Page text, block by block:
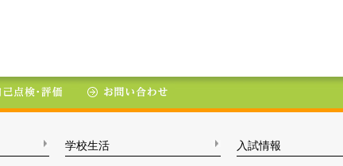
学校生活 入試情報